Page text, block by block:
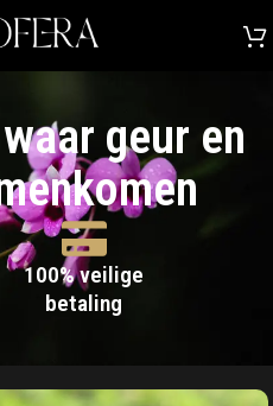
geur en
100% veilige
betaling